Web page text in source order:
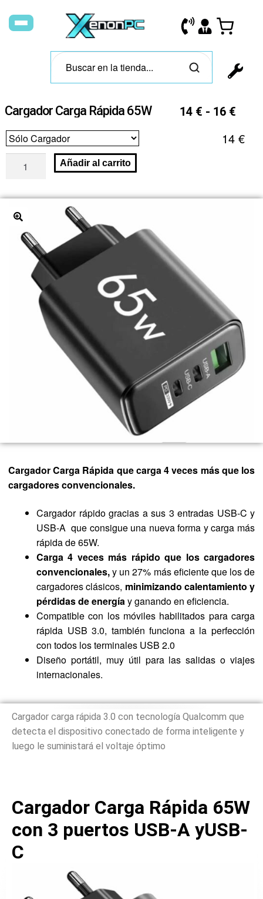
Cargador Carga Rápida 65W 14 € - 16 €
14 €
Añadir al carrito
🔍
Cargador Carga Rápida que carga 4 veces más que los
cargadores convencionales.
Cargador rápido gracias a sus 3 entradas USB-C y
USB-A que consigue una nueva forma y carga más
rápida de 65W.
Carga 4 veces más rápido que los cargadores
convencionales,y un 27% más eficiente que los de
cargadores clásicos, minimizando calentamiento y
pérdidas de energíay ganando en eficiencia.
Compatible con los móviles habilitados para carga
rápida USB 3.0, también funciona a la perfección
con todos los terminales USB 2.0
Diseño portátil, muy útil para las salidas o viajes
internacionales.
Cargador carga rápida 3.0 con tecnología Qualcomm que
detecta el dispositivo conectado de forma inteligente y
luego le suministará el voltaje óptimo
Cargador Carga Rápida 65W
con 3 puertos USB-A yUSB-
C